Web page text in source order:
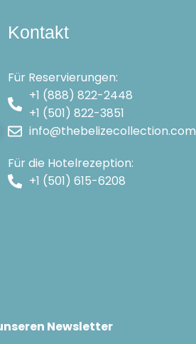
Kontakt
Für Reservierungen:
+1 (888) 822-2448
+1 (501) 822-3851
info@thebelizecollection.com
Für die Hotelrezeption:
+1 (501) 615-6208
Newsletter